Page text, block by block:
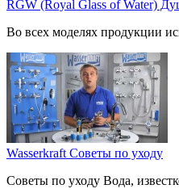
RGW (Royal Glass of Water)
Во всех моделях продукции
Wasserkraft Советы по уходу
Советы по уходу Вода,